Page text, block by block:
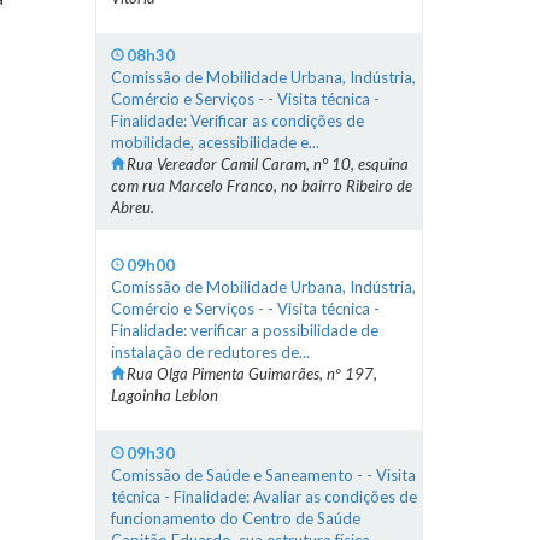
08h30
Comissão de Mobilidade Urbana, Indústria,
Comércio e Serviços - - Visita técnica -
Finalidade: Verificar as condições de
mobilidade, acessibilidade e...
Rua Vereador Camil Caram, n° 10, esquina
com rua Marcelo Franco, no bairro Ribeiro de
Abreu.
09h00
Comissão de Mobilidade Urbana, Indústria,
Comércio e Serviços - - Visita técnica -
Finalidade: verificar a possibilidade de
instalação de redutores de...
Rua Olga Pimenta Guimarães, nº 197,
Lagoinha Leblon
09h30
Comissão de Saúde e Saneamento - - Visita
técnica - Finalidade: Avaliar as condições de
funcionamento do Centro de Saúde